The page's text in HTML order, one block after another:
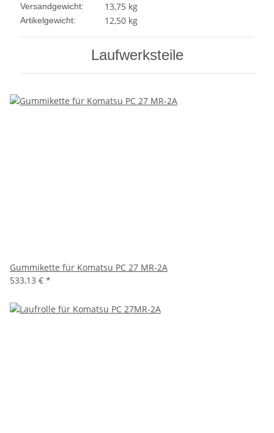
Versandgewicht: 13,75 kg
Artikelgewicht: 12,50 kg
Laufwerksteile
Gummikette für Komatsu PC 27 MR-2A
533,13 € *